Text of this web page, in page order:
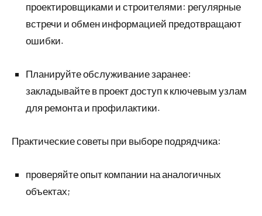
проектировщиками и строителями: регулярные
встречи и обмен информацией предотвращают
ошибки.
Планируйте обслуживание заранее:
закладывайте в проект доступ к ключевым узлам
для ремонта и профилактики.
Практические советы при выборе подрядчика:
проверяйте опыт компании на аналогичных
объектах;